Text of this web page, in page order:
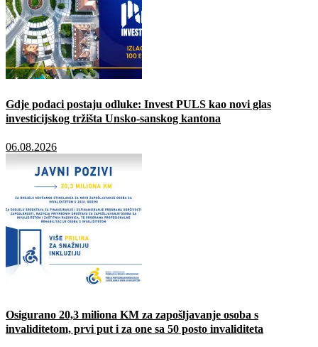
Gdje podaci postaju odluke: Invest PULS kao novi glas
investicijskog tržišta Unsko-sanskog kantona
06.08.2026
Osigurano 20,3 miliona KM za zapošljavanje osoba s
invaliditetom, prvi put i za one sa 50 posto invaliditeta